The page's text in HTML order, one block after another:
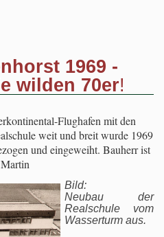
1969 -
wilden 70er!
Flughafen mit den
weit und breit wurde 1969
und eingeweiht. Bauherr ist
Bild:
Neubau der
Realschule vom
Wasserturm aus.